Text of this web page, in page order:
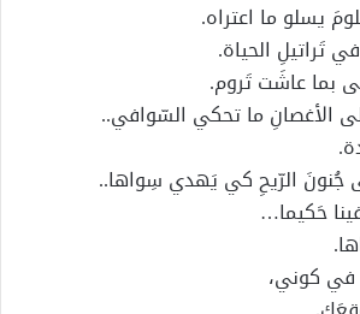
يسلو ما اعتراه.
تَراتيلِ الحياة.
بما عاشَت تَروم.
الأغصانِ ما تحكي السّوافي..
جُنونَ الرّيحِ كي يَهدي سِواها..
حَكيما…
في كوني،